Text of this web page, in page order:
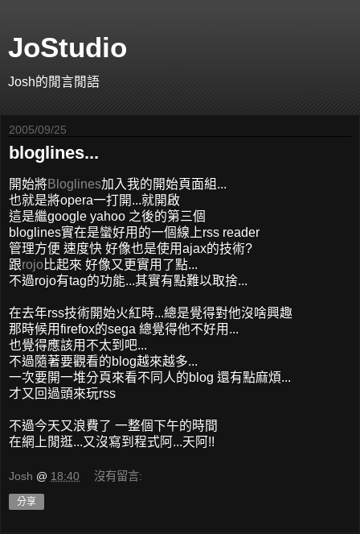
JoStudio
Josh的閒言閒語
2005/09/25
bloglines...
開始將Bloglines加入我的開始頁面組...
也就是將opera一打開...就開啟
這是繼google yahoo 之後的第三個
bloglines實在是蠻好用的一個線上rss reader
管理方便 速度快 好像也是使用ajax的技術?
跟rojo比起來 好像又更實用了點...
不過rojo有tag的功能...其實有點難以取捨...
在去年rss技術開始火紅時...總是覺得對他沒啥興趣
那時候用firefox的sega 總覺得他不好用...
也覺得應該用不太到吧...
不過隨著要觀看的blog越來越多...
一次要開一堆分頁來看不同人的blog 還有點麻煩...
才又回過頭來玩rss
不過今天又浪費了 一整個下午的時間
在網上閒逛...又沒寫到程式阿...天阿!!
Josh @ 18:40 沒有留言:
分享